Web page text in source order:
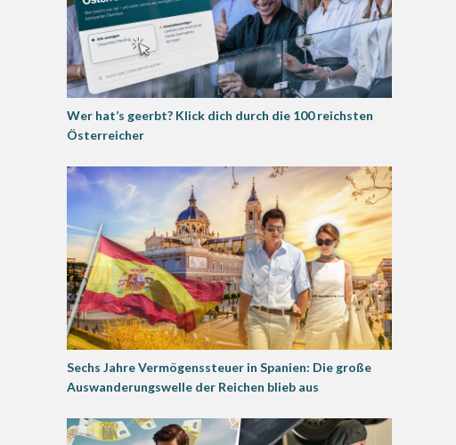
Wer hat’s geerbt? Klick dich durch die 100 reichsten
Österreicher
Sechs Jahre Vermögenssteuer in Spanien: Die große
Auswanderungswelle der Reichen blieb aus